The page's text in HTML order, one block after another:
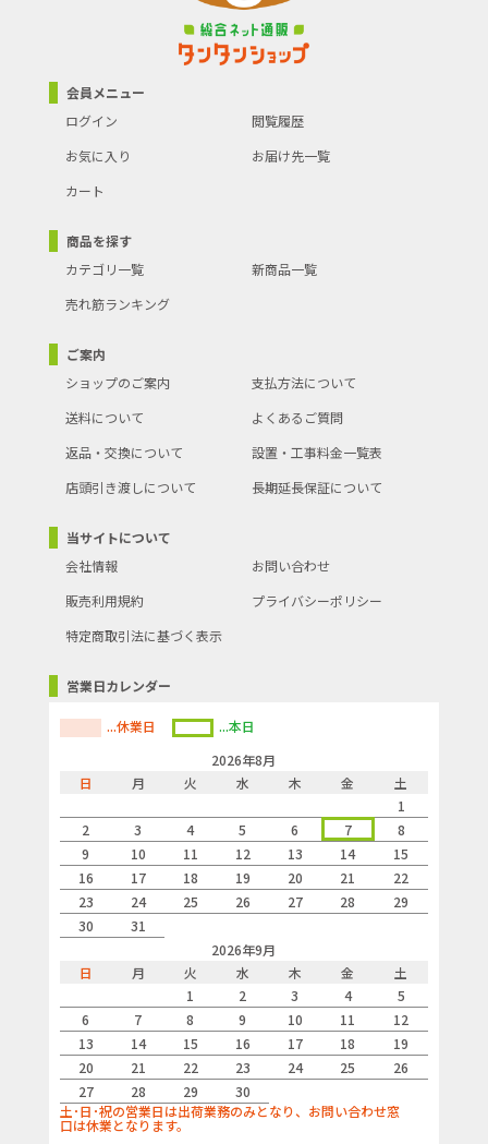
会員メニュー
ログイン
閲覧履歴
お気に入り
お届け先一覧
カート
商品を探す
カテゴリ一覧
新商品一覧
売れ筋ランキング
ご案内
ショップのご案内
支払方法について
送料について
よくあるご質問
返品・交換について
設置・工事料金一覧表
店頭引き渡しについて
長期延長保証について
当サイトについて
会社情報
お問い合わせ
販売利用規約
プライバシーポリシー
特定商取引法に基づく表示
営業日カレンダー
...休業日
...本日
2026年8月
日
月 火 水 木 金
土
1
2
3 4 5 6 7
8
9
10 11 12 13 14
15
16
17 18 19 20 21
22
23
24 25 26 27 28
29
30
31
2026年9月
日
月 火 水 木 金
土
1
2 3 4
5
6
7 8 9 10 11
12
13
14 15 16 17 18
19
20
21 22 23 24 25
26
27
28 29
30
土･日･祝の営業日は出荷業務のみとなり、お問い合わせ窓
口は休業となります。